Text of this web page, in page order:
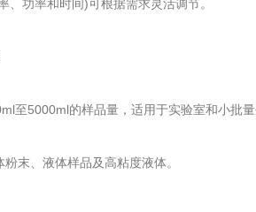
功率和时间)可根据需求灵活调节。
5000ml的样品量，适用于实验室和小批量
、液体样品及高粘度液体。